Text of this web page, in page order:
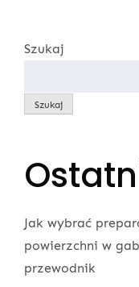
Szukaj
Szukaj
Jak wybrać
powierzchni w
przewodnik